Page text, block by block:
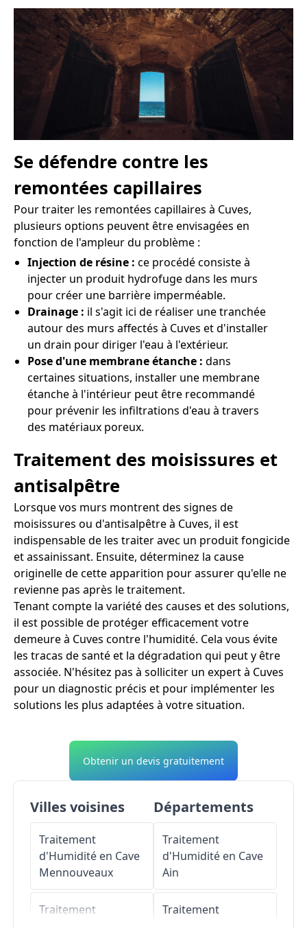
Se défendre contre les
remontées capillaires
Pour traiter les remontées capillaires à Cuves,
plusieurs options peuvent être envisagées en
fonction de l'ampleur du problème :
Injection de résine : ce procédé consiste à
injecter un produit hydrofuge dans les murs
pour créer une barrière imperméable.
Drainage : il s'agit ici de réaliser une tranchée
autour des murs affectés à Cuves et d'installer
un drain pour diriger l'eau à l'extérieur.
Pose d'une membrane étanche : dans
certaines situations, installer une membrane
étanche à l'intérieur peut être recommandé
pour prévenir les infiltrations d'eau à travers
des matériaux poreux.
Traitement des moisissures et
antisalpêtre
Lorsque vos murs montrent des signes de
moisissures ou d'antisalpêtre à Cuves, il est
indispensable de les traiter avec un produit fongicide
et assainissant. Ensuite, déterminez la cause
originelle de cette apparition pour assurer qu'elle ne
revienne pas après le traitement.
Tenant compte la variété des causes et des solutions,
il est possible de protéger efficacement votre
demeure à Cuves contre l'humidité. Cela vous évite
les tracas de santé et la dégradation qui peut y être
associée. N'hésitez pas à solliciter un expert à Cuves
pour un diagnostic précis et pour implémenter les
solutions les plus adaptées à votre situation.
Obtenir un devis gratuitement
Villes voisines
Traitement
d'Humidité en Cave
Mennouveaux
Traitement
Départements
Traitement
d'Humidité en Cave
Ain
Traitement